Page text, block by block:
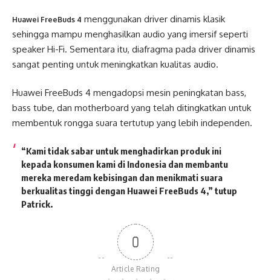
Huawei FreeBuds 4 menggunakan driver dinamis klasik
sehingga mampu menghasilkan audio yang imersif seperti
speaker Hi-Fi. Sementara itu, diafragma pada driver dinamis
sangat penting untuk meningkatkan kualitas audio.
Huawei FreeBuds 4 mengadopsi mesin peningkatan bass,
bass tube, dan motherboard yang telah ditingkatkan untuk
membentuk rongga suara tertutup yang lebih independen.
“Kami tidak sabar untuk menghadirkan produk ini
kepada konsumen kami di Indonesia dan membantu
mereka meredam kebisingan dan menikmati suara
berkualitas tinggi dengan Huawei FreeBuds 4,” tutup
Patrick.
0
Article Rating